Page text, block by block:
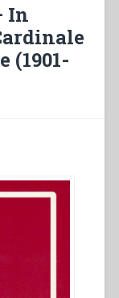
In
(1901-